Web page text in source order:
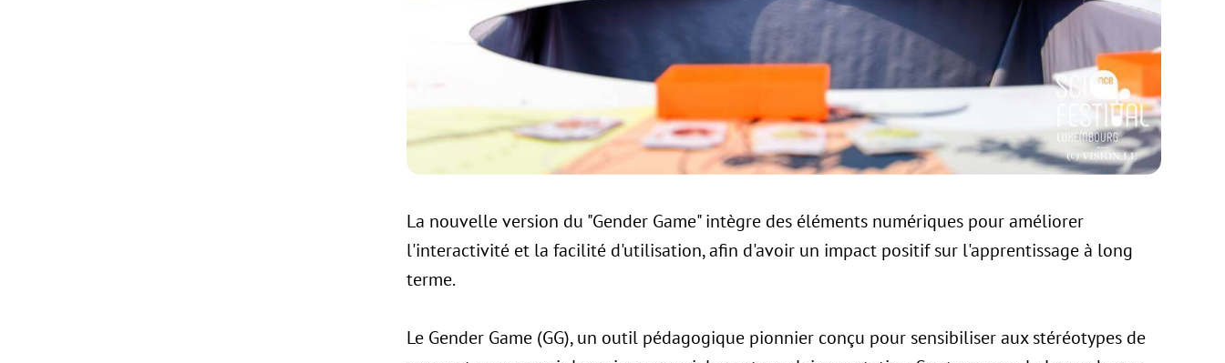
La nouvelle version du "Gender Game" intègre des éléments numériques pour améliorer
l'interactivité et la facilité d'utilisation, afin d'avoir un impact positif sur l'apprentissage à long
terme.
Le Gender Game (GG), un outil pédagogique pionnier conçu pour sensibiliser aux stéréotypes de